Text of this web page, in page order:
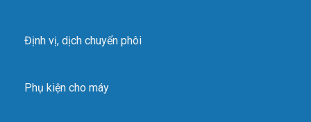
Định vị, dịch chuyển phôi
Phụ kiện cho máy